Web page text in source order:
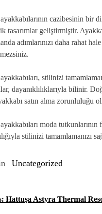
cazibesinin bir
tasarımlar geliştirmiştir.
adımlarınızı daha rahat
stilinizi
dayanıklılıklarıyla bilinir.
satın alma zorunluluğu
moda
stilinizi tamamlamanızı
Uncategorized
Hattuşa Astyra Thermal